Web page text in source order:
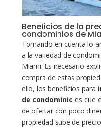
Beneficios de la
condominios de
Tomando en cuenta lo
a la variedad de
Miami. Es necesario
compra de estas
ello, los beneficios para
de condominio es que
de ofertar con poco
propiedad sube de